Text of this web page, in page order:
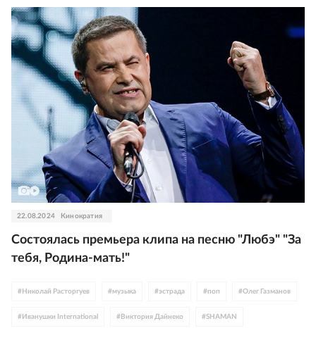
# Владимир Винокур #Николай Расторгуев
#Валентин Юдашкин #Владимир Путин
22.08.2024 Кинократия
Состоялась премьера клипа на песню "Любэ" "За
тебя, Родина-мать!"
# Николай Расторгуев #музыка #эстрада #поп #Олег Газманов
# Иванушки International # Виктория Дайнеко #SHAMAN